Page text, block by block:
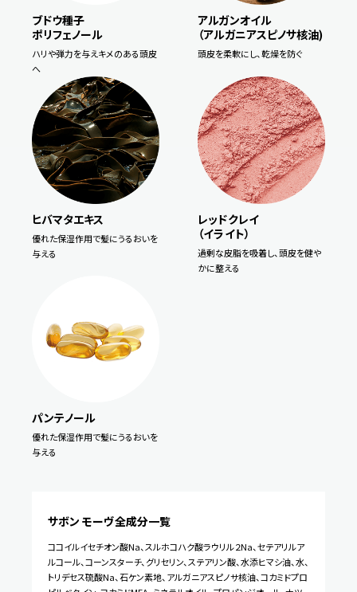
ブドウ種子
ポリフェノール
ハリや弾力を与えキメのある頭皮
へ
アルガンオイル
（アルガニアスピノサ核油)
頭皮を柔軟にし、乾燥を防ぐ
ヒバマタエキス
優れた保湿作用で髪にうるおいを
与える
レッドクレイ
（イライト）
過剰な皮脂を吸着し、頭皮を健や
かに整える
パンテノール
優れた保湿作用で髪にうるおいを
与える
サボン モーヴ全成分一覧
ココイルイセチオン酸Na、スルホコハク酸ラウリル２Na、セテアリルア
ルコール、コーンスターチ、グリセリン、ステアリン酸、水添ヒマシ油、水、
トリデセス硫酸Na、石ケン素地、アルガニアスピノサ核油、コカミドプロ